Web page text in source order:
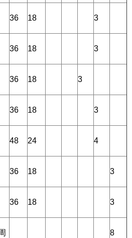
36 18 3
36 18 3
36 18 3
36 18 3
48 24 4
36 18 3
36 18 3
8